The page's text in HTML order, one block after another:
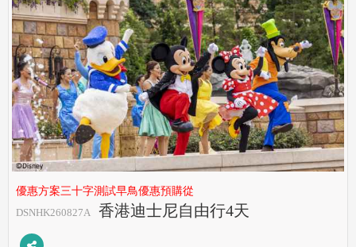
優惠方案三十字測試早鳥優惠預購從
DSNHK260827A
香港迪士尼自由行4天